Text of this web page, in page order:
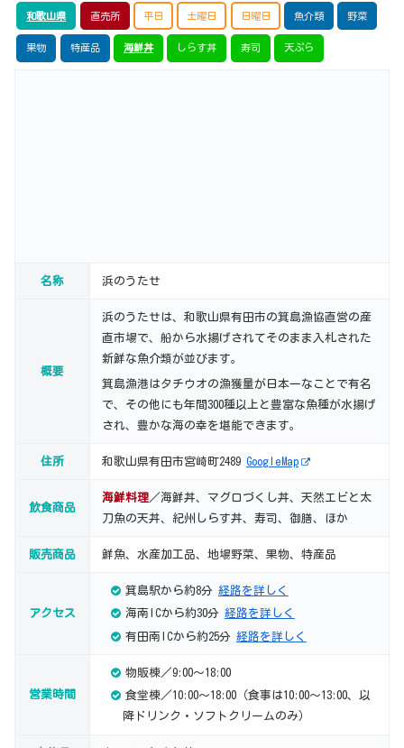
和歌山県 直売所 平日 土曜日 日曜日 魚介類 野菜
果物 特産品 海鮮丼 しらす丼 寿司 天ぷら
名称 浜のうたせ
概要
浜のうたせは、和歌山県有田市の箕島漁協直営の産
直市場で、船から水揚げされてそのまま入札された
新鮮な魚介類が並びます。
箕島漁港はタチウオの漁獲量が日本一なことで有名
で、その他にも年間300種以上と豊富な魚種が水揚げ
され、豊かな海の幸を堪能できます。
住所 和歌山県有田市宮崎町2489 GoogleMap
飲食商品
海鮮料理／海鮮丼、マグロづくし丼、天然エビと太
刀魚の天丼、紀州しらす丼、寿司、御膳、ほか
販売商品 鮮魚、水産加工品、地場野菜、果物、特産品
アクセス
箕島駅から約8分 経路を詳しく
海南ICから約30分 経路を詳しく
有田南ICから約25分 経路を詳しく
営業時間
物販棟／9:00～18:00
食堂棟／10:00～18:00（食事は10:00～13:00、以
降ドリンク・ソフトクリームのみ）